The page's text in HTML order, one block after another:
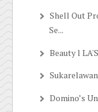
Shell Out
Se...
Beauty l
Domino’s